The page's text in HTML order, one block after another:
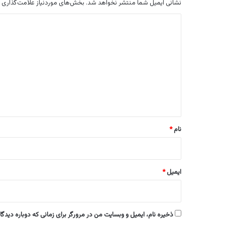
نشانی ایمیل شما منتشر نخواهد شد. بخش‌های موردنیاز
نام*
ایمیل*
ذخیره نام، ایمیل و وبسایت من در مرورگر برای زمانی که دوباره